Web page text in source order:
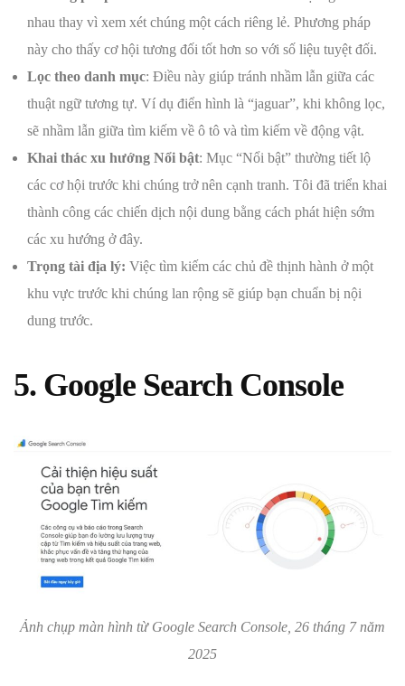
nhau thay vì xem xét chúng một cách riêng lẻ. Phương pháp
này cho thấy cơ hội tương đối tốt hơn so với số liệu tuyệt đối.
Lọc theo danh mục: Điều này giúp tránh nhầm lẫn giữa các
thuật ngữ tương tự. Ví dụ điển hình là “jaguar”, khi không lọc,
sẽ nhầm lẫn giữa tìm kiếm về ô tô và tìm kiếm về động vật.
Khai thác xu hướng Nổi bật: Mục “Nổi bật” thường tiết lộ
các cơ hội trước khi chúng trở nên cạnh tranh. Tôi đã triển khai
thành công các chiến dịch nội dung bằng cách phát hiện sớm
các xu hướng ở đây.
Trọng tài địa lý: Việc tìm kiếm các chủ đề thịnh hành ở một
khu vực trước khi chúng lan rộng sẽ giúp bạn chuẩn bị nội
dung trước.
5. Google Search Console
Ảnh chụp màn hình từ Google Search Console, 26 tháng 7 năm
2025